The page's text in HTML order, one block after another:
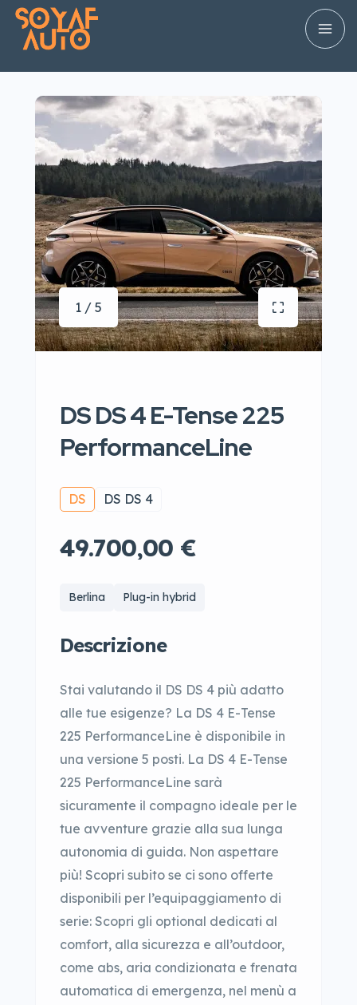
1 / 5
DS DS 4 E-Tense 225
PerformanceLine
DS DS DS 4
49.700,00 €
Berlina Plug-in hybrid
Descrizione
Stai valutando il DS DS 4 più adatto
alle tue esigenze? La DS 4 E-Tense
225 PerformanceLine è disponibile in
una versione 5 posti. La DS 4 E-Tense
225 PerformanceLine sarà
sicuramente il compagno ideale per le
tue avventure grazie alla sua lunga
autonomia di guida. Non aspettare
più! Scopri subito se ci sono offerte
disponibili per l’equipaggiamento di
serie: Scopri gli optional dedicati al
comfort, alla sicurezza e all’outdoor,
come abs, aria condizionata e frenata
automatica di emergenza, nel menù a